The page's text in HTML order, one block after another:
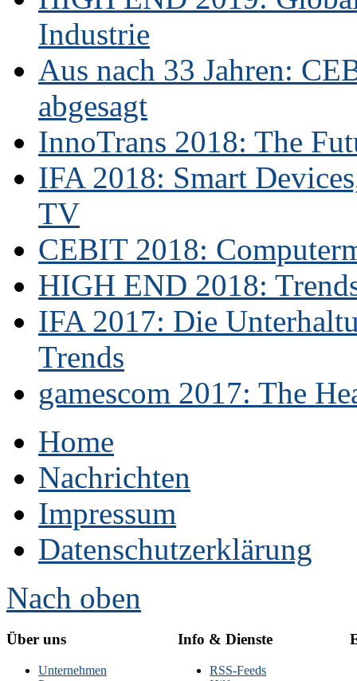
Industrie
Aus nach 33 Jahren:
abgesagt
InnoTrans 2018: The
IFA 2018: Smart
TV
CEBIT 2018:
HIGH END 2018:
IFA 2017: Die
Trends
gamescom 2017: The
Home
Nachrichten
Impressum
Datenschutzerklärung
Nach oben
Über uns
Unternehmen
Info & Dienste
RSS-Feeds